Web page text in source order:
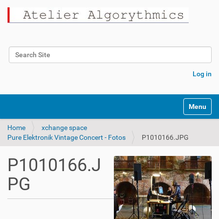
Search Site
Log in
Toggle
Home
xchange space
Pure Elektronik Vintage Concert - Fotos
P1010166.JPG
P1010166.J
PG